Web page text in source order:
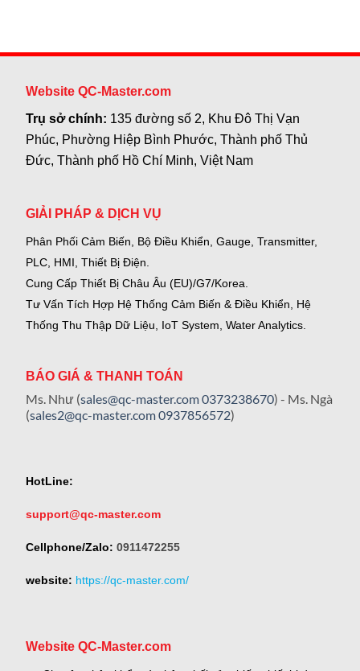
Website QC-Master.com
Trụ sở chính: 135 đường số 2, Khu Đô Thị Vạn
Phúc, Phường Hiệp Bình Phước, Thành phố Thủ
Đức, Thành phố Hồ Chí Minh, Việt Nam
GIẢI PHÁP & DỊCH VỤ
Phân Phối Cảm Biến, Bộ Điều Khiển, Gauge, Transmitter,
PLC, HMI, Thiết Bị Điện.
Cung Cấp Thiết Bị Châu Âu (EU)/G7/Korea.
Tư Vấn Tích Hợp Hệ Thống Cảm Biến & Điều Khiển, Hệ
Thống Thu Thập Dữ Liệu, IoT System, Water Analytics.
BÁO GIÁ & THANH TOÁN
Ms. Như (sales@qc-master.com0373238670) - Ms. Ngà
(sales2@qc-master.com0937856572)
HotLine:
support@qc-master.com
Cellphone/Zalo: 0911472255
website: https://qc-master.com/
Website QC-Master.com